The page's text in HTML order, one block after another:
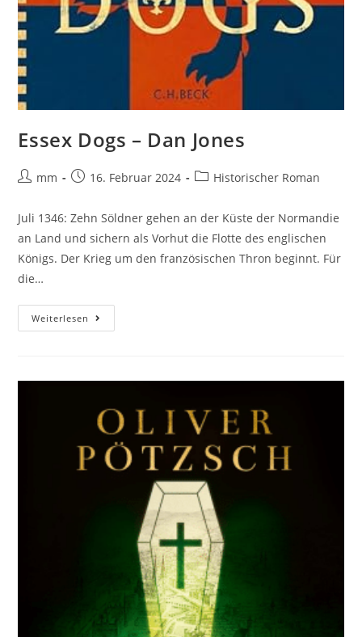
Essex Dogs – Dan Jones
mm 16. Februar 2024 Historischer Roman
Juli 1346: Zehn Söldner gehen an der Küste der Normandie
an Land und sichern als Vorhut die Flotte des englischen
Königs. Der Krieg um den französischen Thron beginnt. Für
die…
Weiterlesen